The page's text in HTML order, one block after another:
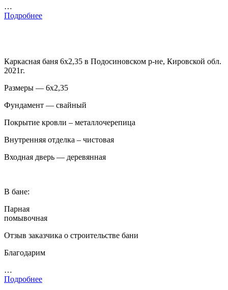
…
Подробнее
Каркасная баня 6х2,35 в Подосиновском р-не, Кировской обл.
2021г.
Размеры — 6х2,35
Фундамент — свайный
Покрытие кровли – металлочерепица
Внутренняя отделка – чистовая
Входная дверь — деревянная
В бане:
Парная
помывочная
Отзыв заказчика о строительстве бани
Благодарим
…
Подробнее